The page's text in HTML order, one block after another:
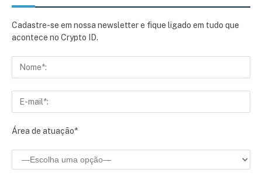
Cadastre-se em nossa newsletter e fique ligado em tudo que
acontece no Crypto ID.
Área de atuação*